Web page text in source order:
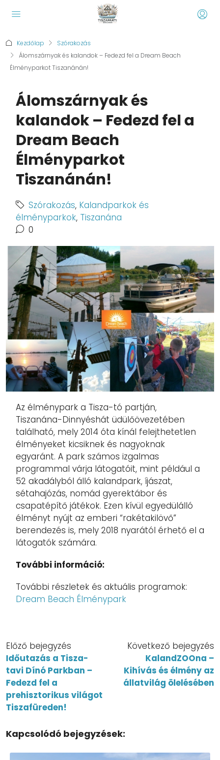
Kezdőlap
Szórakozás
Álomszárnyak és kalandok – Fedezd fel a Dream Beach
Élményparkot Tiszanánán!
Álomszárnyak és
kalandok – Fedezd fel a
Dream Beach
Élményparkot
Tiszanánán!
Szórakozás, Kalandparkok és
élményparkok, Tiszanána
0
Az élménypark a Tisza-tó partján,
Tiszanána-Dinnyéshát üdülőövezetében
található, mely 2014 óta kínál felejthetetlen
élményeket kicsiknek és nagyoknak
egyaránt. A park számos izgalmas
programmal várja látogatóit, mint például a
52 akadályból álló kalandpark, íjászat,
sétahajózás, nomád gyerektábor és
csapatépítő játékok. Ezen kívül egyedülálló
élményt nyújt az emberi “rakétakilövő”
berendezés is, mely 2018 nyarától érhető el a
látogatók számára.
További információ:
További részletek és aktuális programok:
Dream Beach Élménypark
Előző bejegyzés
Időutazás a Tisza-
tavi Dínó Parkban –
Fedezd fel a
prehisztorikus világot
Tiszafüreden!
Következő bejegyzés
KalandZOOna –
Kihívás és élmény az
állatvilág ölelésében
Kapcsolódó bejegyzések: